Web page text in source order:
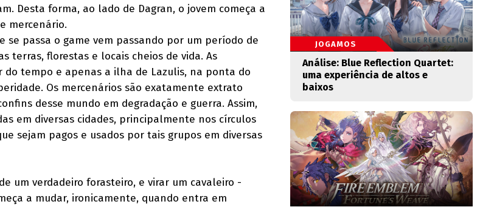
Desta forma, ao lado de Dagran, o jovem começa a
mercenário.
se passa o game vem passando por um período de
terras, florestas e locais cheios de vida. As
do tempo e apenas a ilha de Lazulis, na ponta do
Os mercenários são exatamente extrato
desse mundo em degradação e guerra. Assim,
em diversas cidades, principalmente nos círculos
sejam pagos e usados por tais grupos em diversas
um verdadeiro forasteiro, e virar um cavaleiro -
a mudar, ironicamente, quando entra em
JOGAMOS
Análise: Blue Reflection Quartet:
uma experiência de altos e
baixos